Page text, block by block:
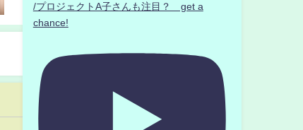
/プロジェクトA子さんも注目？ get a
chance!